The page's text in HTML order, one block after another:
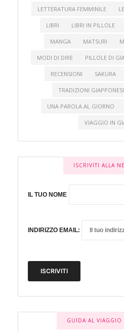
LETTERATURA FEMMINILE
LIBRI LIBRI IN PILLOLE
MANGA MATSURI
MODI DI DIRE PILLOLE DI
RECENSIONI SAKURA
TRADIZIONI GIAPPONESI
UNA PAROLA AL GIORNO
VIAGGIO IN
ISCRIVITI ALLA
IL TUO NOME
INDIRIZZO EMAIL:
GUIDA AL VIAGGIO